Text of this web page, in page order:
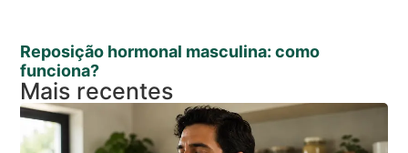
Reposição hormonal masculina: como
funciona?
Mais recentes